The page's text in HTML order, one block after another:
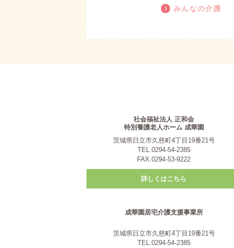
みんなの介護
社会福祉法人 正和会
特別養護老人ホーム 成華園
茨城県日立市久慈町4丁目19番21号
TEL.0294-54-2385
FAX.0294-53-9222
詳しくはこちら
成華園居宅介護支援事業所
茨城県日立市久慈町4丁目19番21号
TEL.0294-54-2385